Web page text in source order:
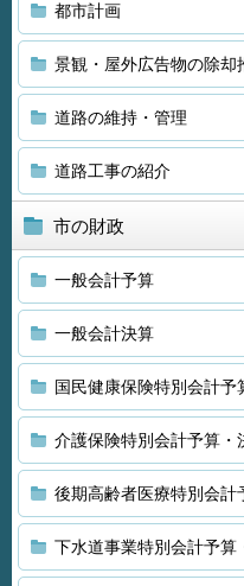
都市計画
景観・屋外広告物の除却
道路の維持・管理
道路工事の紹介
市の財政
一般会計予算
一般会計決算
国民健康保険特別会計予
介護保険特別会計予算・
後期高齢者医療特別会計
下水道事業特別会計予算